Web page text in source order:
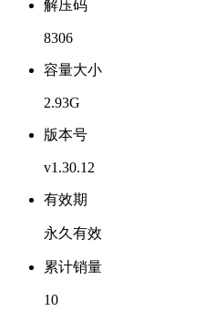
解压码
8306
容量大小
2.93G
版本号
v1.30.12
有效期
永久有效
累计销量
10